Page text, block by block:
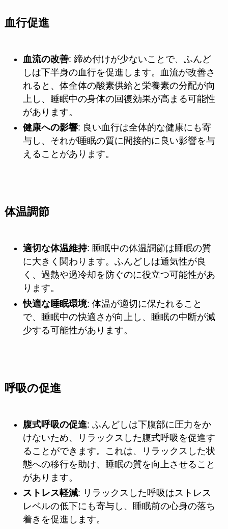
血行促進
血流の改善: 締め付けが少ないことで、ふんど
しは下半身の血行を促進します。血流が改善さ
れると、体全体の酸素供給と栄養素の分配が向
上し、睡眠中の身体の回復効果が高まる可能性
があります。
健康への影響: 良い血行は全体的な健康にも寄
与し、それが睡眠の質に間接的に良い影響を与
えることがあります。
体温調節
適切な体温維持: 睡眠中の体温調節は睡眠の質
に大きく関わります。ふんどしは通気性が良
く、過熱や過冷却を防ぐのに役立つ可能性があ
ります。
快適な睡眠環境: 体温が適切に保たれること
で、睡眠中の快適さが向上し、睡眠の中断が減
少する可能性があります。
呼吸の促進
腹式呼吸の促進: ふんどしは下腹部に圧力をか
けないため、リラックスした腹式呼吸を促進す
ることができます。これは、リラックスした状
態への移行を助け、睡眠の質を向上させること
があります。
ストレス軽減: リラックスした呼吸はストレス
レベルの低下にも寄与し、睡眠前の心身の落ち
着きを促進します。